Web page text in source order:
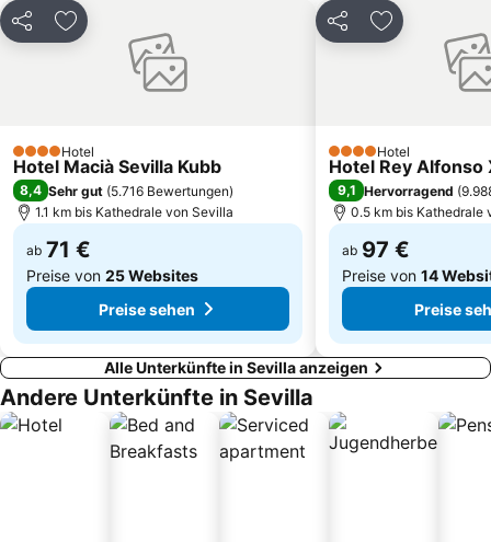
Stierkampfarena La Maestranza
Alameda de Hércules
Bellavista-La Palmera
Cortijo Doña María
Cervantes
San Lorenzo
Palacio de Congresos y exposiciones de Sevilla
Isla Mágica
La Bachillera
Montequinto
Teilen Zu Favoriten hinzufügen
4 SterneHotel
Hotel Macià Sevilla Kubb
8,4 Sehr gut (5.716 Bewertungen)
1.1 km bis Kathedrale von Sevilla
ab 71 €
Preise von 25 Websites
Preise sehen
Teilen Zu Favoriten
4 SterneHotel
Hotel Rey Alfonso
9,1 Hervorragend (
0.5 km bis Kathedrale
ab 97 €
Preise von 14
Preise
Alle Unterkünfte in Sevilla anzeigen
Andere Unterkünfte in Sevilla